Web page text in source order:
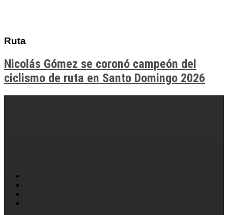
Ruta
Nicolás Gómez se coronó campeón del
ciclismo de ruta en Santo Domingo 2026